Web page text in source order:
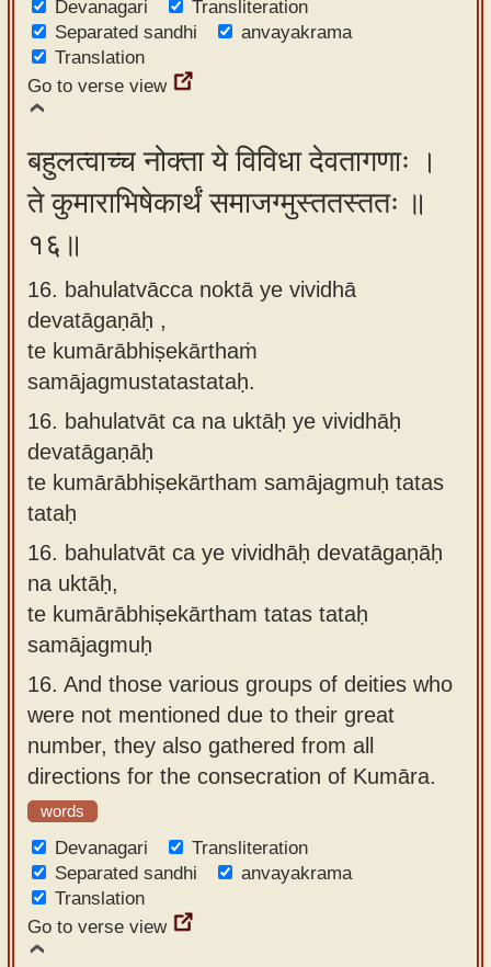
Devanagari
Transliteration
Separated sandhi
anvayakrama
Translation
Go to verse view
बहुलत्वाच्च नोक्ता ये विविधा देवतागणाः ।
ते कुमाराभिषेकार्थं समाजग्मुस्ततस्ततः ॥
१६॥
16. bahulatvācca noktā ye vividhā
devatāgaṇāḥ ,
te kumārābhiṣekārthaṁ
samājagmustatastataḥ.
16. bahulatvāt ca na uktāḥ ye vividhāḥ
devatāgaṇāḥ
te kumārābhiṣekārtham samājagmuḥ tatas
tataḥ
16. bahulatvāt ca ye vividhāḥ devatāgaṇāḥ
na uktāḥ,
te kumārābhiṣekārtham tatas tataḥ
samājagmuḥ
16. And those various groups of deities who
were not mentioned due to their great
number, they also gathered from all
directions for the consecration of Kumāra.
words
Devanagari
Transliteration
Separated sandhi
anvayakrama
Translation
Go to verse view